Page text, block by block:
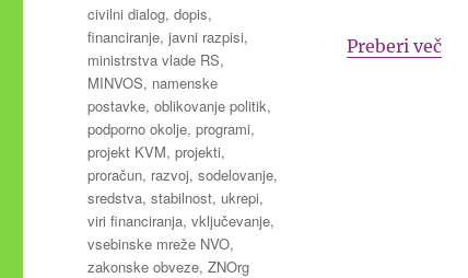
Preberi več
Oznake
civilni dialog,dopis,
financiranje,javni razpisi,
ministrstva vlade RS,
MINVOS, namenske
postavke,oblikovanje politik,
podporno okolje,programi,
projekt KVM,projekti,
proračun, razvoj,sodelovanje,
sredstva,stabilnost, ukrepi,
viri financiranja,vključevanje,
vsebinske mreže NVO,
zakonske obveze,ZNOrg